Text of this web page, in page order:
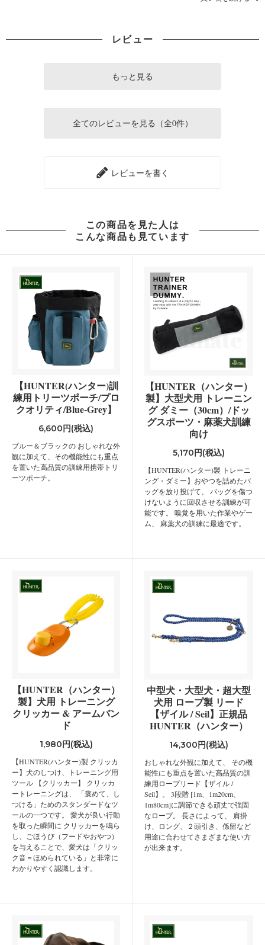
レビュー
もっと見る
全てのレビューを見る（全0件）
レビューを書く
この商品を見た人は
こんな商品も見ています
【HUNTER(ハンター)訓
練用トリーツポーチ/プロ
クオリティ/Blue-Grey】
6,600円(税込)
ブルー＆ブラックの おしゃれな外
観に加えて、その機能性にも重点
を置いた高品質の訓練用携帯トリ
ーツポーチ。
【HUNTER（ハンター）
製】大型犬用 トレーニン
グ ダミー（30cm）/ドッ
グスポーツ・麻薬犬訓練
向け
5,170円(税込)
【HUNTER(ハンター)製 トレーニ
ング・ダミー】おやつを詰めたバ
ッグを放り投げて、 バッグを傷つ
けないように回収させる訓練が可
能です。 嗅覚を用いた作業やゲー
ム、 麻薬犬の訓練に最適です。
【HUNTER（ハンター）
製】犬用 トレーニング
クリッカー & アームバン
ド
1,980円(税込)
【HUNTER(ハンター)製 クリッカ
ー】犬のしつけ、トレーニング用
ツール 【クリッカー】 クリッカ
ートレーニングは、 「褒めて、し
つける」ためのスタンダードなツ
ールの一つです。 愛犬が良い行動
を取った瞬間に クリッカーを鳴ら
し、ごほうび（フードやおやつ）
を与えることで、愛犬は「クリッ
ク音＝ほめられている」と非常に
わかりやすく認識します。
中型犬・大型犬・超大型
犬用 ロープ製 リード
【ザイル / Seil】正規品
HUNTER（ハンター）
14,300円(税込)
おしゃれな外観に加えて、 その機
能性にも重点を置いた高品質の訓
練用ロープリード【ザイル /
Seil】。 3段階 [1m、1m20cm、
1m80cm]に調節できる頑丈で強固
なロープ。 長さによって、 肩掛
け、ロング、２頭引き、係留など
用途に合わせてさまざまな使い方
が出来ます。